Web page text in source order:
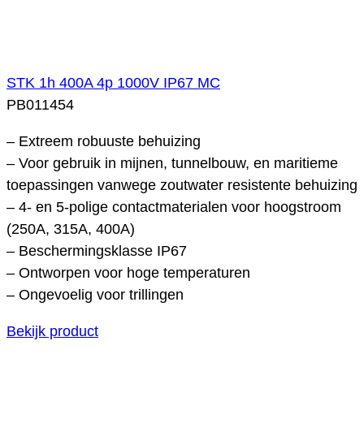
STK 1h 400A 4p 1000V IP67 MC
PB011454
– Extreem robuuste behuizing
– Voor gebruik in mijnen, tunnelbouw, en maritieme
toepassingen vanwege zoutwater resistente behuizing
– 4- en 5-polige contactmaterialen voor hoogstroom
(250A, 315A, 400A)
– Beschermingsklasse IP67
– Ontworpen voor hoge temperaturen
– Ongevoelig voor trillingen
Bekijk product